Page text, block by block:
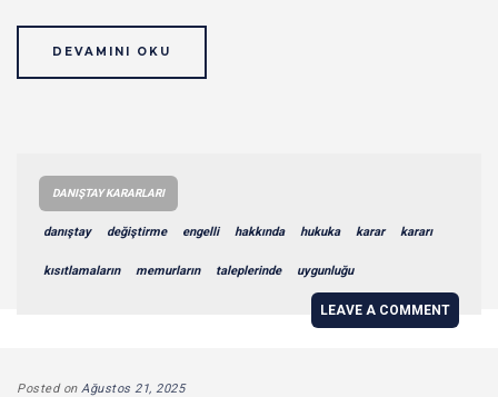
DEVAMINI OKU
DANIŞTAY KARARLARI
danıştay değiştirme engelli hakkında hukuka karar kararı
kısıtlamaların memurların taleplerinde uygunluğu
LEAVE A COMMENT
Posted on Ağustos 21, 2025